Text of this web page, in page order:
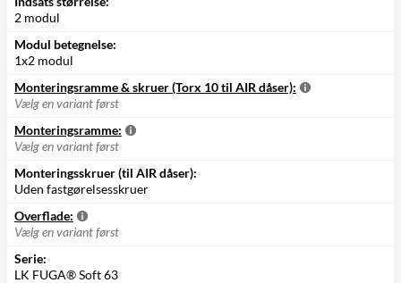
2 modul
Modul betegnelse:
1x2 modul
Monteringsramme & skruer (Torx 10 til AIR dåser):
Vælg en variant først
Monteringsramme:
Vælg en variant først
Monteringsskruer (til AIR dåser):
Uden fastgørelsesskruer
Overflade:
Vælg en variant først
Serie:
LK FUGA® Soft 63